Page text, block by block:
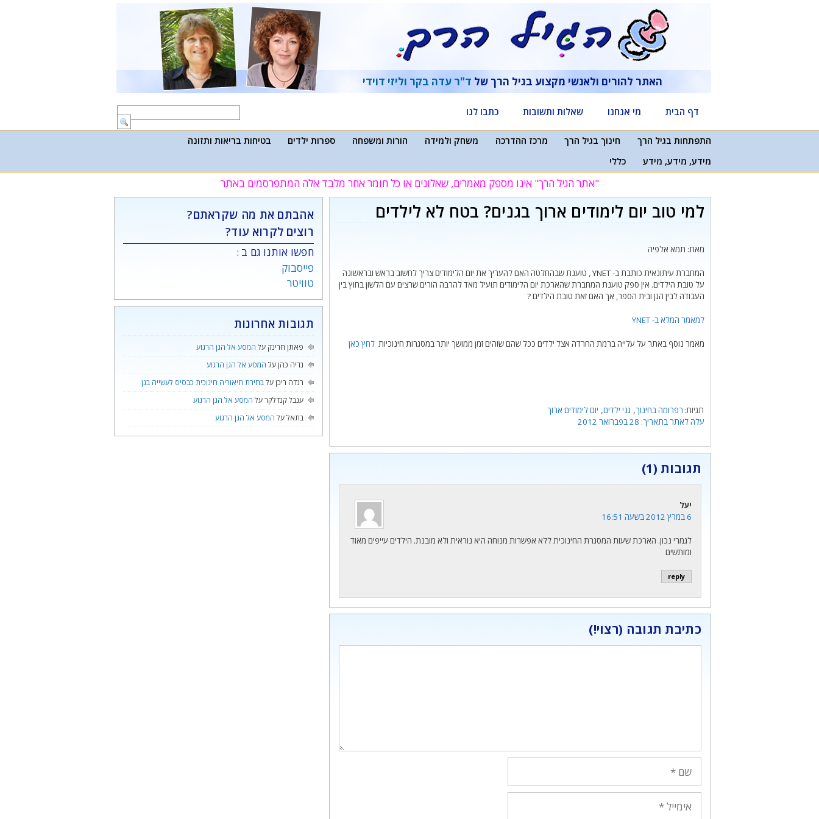
האתר להורים ולאנשי מקצוע בגיל הרך של ד"ר עדה בקר וליזי דוידי
דף הבית מי אנחנו שאלות ותשובות כתבו לנו
התפתחות בגיל הרך חינוך בגיל הרך מרכז ההדרכה משחק ולמידה הורות ומשפחה ספרות ילדים
בטיחות בריאות ותזונה
מידע, מידע, מידע
כללי
"אתר הגיל הרך" אינו מספק מאמרים, שאלונים או כל חומר אחר מלבד אלה המתפרסמים באתר
למי טוב יום לימודים ארוך בגנים? בטח לא לילדים
מאת: תמא אלפיה
המחברת עיתונאית כותבת ב- YNET , טוענת שבהחלטה האם להעריך את יום הלימודים צריך לחשוב בראש ובראשונה
על טובת הילדים. אין ספק טוענת המחברת שהארכת יום הלימודים תועיל מאד להרבה הורים שרצים עם הלשון בחוץ בין
העבודה לבין הגן ובית הספר, אך האם זאת טובת הילדים ?
למאמר המלא ב- YNET
מאמר נוסף באתר על עלייה ברמת החרדה אצל ילדים ככל שהם שוהים זמן ממושך יותר במסגרות חינוכיות לחץ כאן
תגיות
רפרומה בחינוך, גני ילדים, יום לימודים ארוך
28 בפברואר 2012
תגובות (1)
יעל
6 במרץ 2012 בשעה 16:51
לגמרי נכון. הארכת שעות המסגרת החינוכית ללא אפשרות מנוחה היא נוראית ולא מובנת. הילדים עייפים מאוד
ומותשים
reply
כתיבת תגובה
אהבתם את מה שקראתם?
רוצים לקרוא עוד?
חפשו אותנו גם ב :
פייסבוק
טוויטר
תגובות אחרונות
פאתן חרינק על המסע אל הגן הרגוע
נדיה כהןעל המסע אל הגן הרגוע
רגדה ריכןעלבחירת תיאוריה חינוכית כבסיס לעשייה בגן
ענבל קנדלקרעל המסע אל הגן הרגוע
בתאלעל המסע אל הגן הרגוע